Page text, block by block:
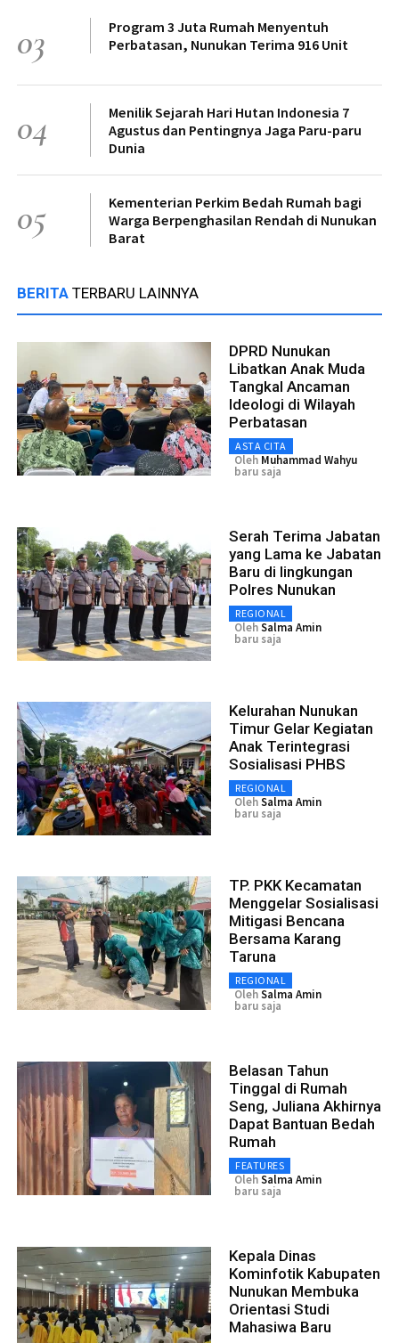
03
Program 3 Juta Rumah Menyentuh
Perbatasan, Nunukan Terima 916 Unit
04
Menilik Sejarah Hari Hutan Indonesia 7
Agustus dan Pentingnya Jaga Paru-paru
Dunia
05
Kementerian Perkim Bedah Rumah bagi
Warga Berpenghasilan Rendah di Nunukan
Barat
BERITA TERBARU LAINNYA
DPRD Nunukan
Libatkan Anak Muda
Tangkal Ancaman
Ideologi di Wilayah
Perbatasan
ASTA CITA
Oleh Muhammad Wahyu
baru saja
Serah Terima Jabatan
yang Lama ke Jabatan
Baru di lingkungan
Polres Nunukan
REGIONAL
OlehSalma Amin
baru saja
Kelurahan Nunukan
Timur Gelar Kegiatan
Anak Terintegrasi
Sosialisasi PHBS
REGIONAL
OlehSalma Amin
baru saja
TP. PKK Kecamatan
Menggelar Sosialisasi
Mitigasi Bencana
Bersama Karang
Taruna
REGIONAL
OlehSalma Amin
baru saja
Belasan Tahun
Tinggal di Rumah
Seng, Juliana Akhirnya
Dapat Bantuan Bedah
Rumah
FEATURES
OlehSalma Amin
baru saja
Kepala Dinas
Kominfotik Kabupaten
Nunukan Membuka
Orientasi Studi
Mahasiwa Baru